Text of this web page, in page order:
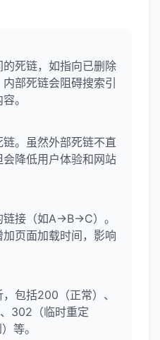
死链，如指向已删除
部死链会阻碍搜索引
。
。虽然外部死链不直
降低用户体验和网站
接（如A→B→C）。
页面加载时间，影响
包括200（正常）、
302（临时重定
等。